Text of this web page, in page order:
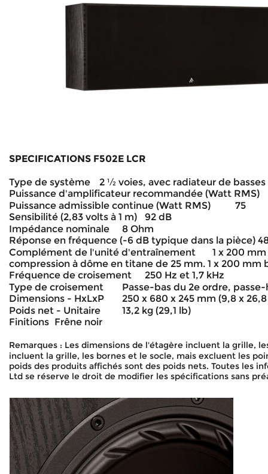
SPECIFICATIONS F502E LCR
Type de système
2 ½ voies, avec radiateur de basses
Puissance d'amplificateur recommandée (Watt RMS)
Puissance admissible continue (Watt RMS)
75
Sensibilité (2,83 volts à 1 m)
92 dB
Impédance nominale
8 Ohm
Réponse en fréquence (-6 dB typique dans la pièce)
Complément de l'unité d'entraînement
1 x 200
compression à dôme en titane de 25 mm. 1 x 200 mm
Fréquence de croisement
250 Hz et 1,7 kHz
Type de croisement
Passe-bas du 2e ordre,
Dimensions - HxLxP
250 x 680 x 245 mm (9,8 x
Poids net - Unitaire
13,2 kg (29,1 lb)
Finitions Frêne noir
Remarques : Les dimensions de l'étagère incluent la grille,
incluent la grille, les bornes et le socle, mais excluent les
poids des produits affichés sont des poids nets. Toutes les
Ltd se réserve le droit de modifier les spécifications sans